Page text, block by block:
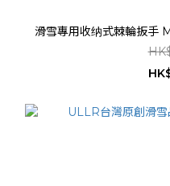
滑雪專用收纳式棘輪扳